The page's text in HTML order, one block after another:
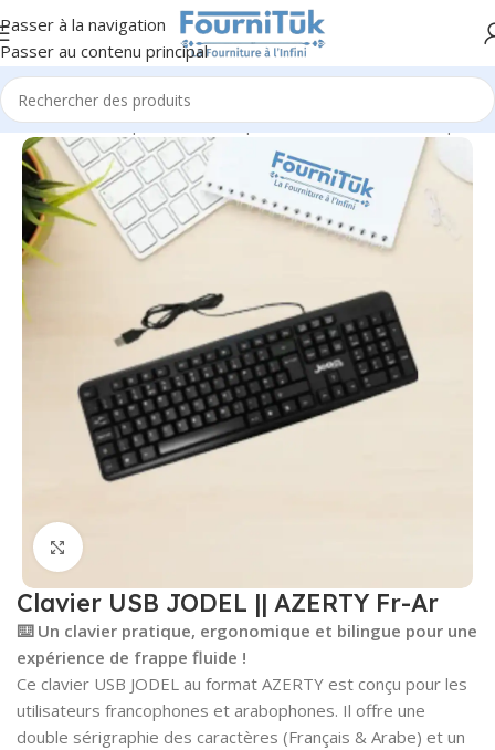
Passer à la navigation
Passer au contenu principal
/Informatique & Bureautique/Accessoires Informatiques
Cliquez pour agrandir
Clavier USB JODEL || AZERTY Fr-Ar
⌨️ Un clavier pratique, ergonomique et bilingue pour une
expérience de frappe fluide !
Ce clavier USB JODEL au format AZERTY est conçu pour les
utilisateurs francophones et arabophones. Il offre une
double sérigraphie des caractères (Français & Arabe) et un